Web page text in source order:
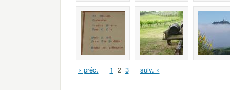
« préc. 1 2 3 suiv. »